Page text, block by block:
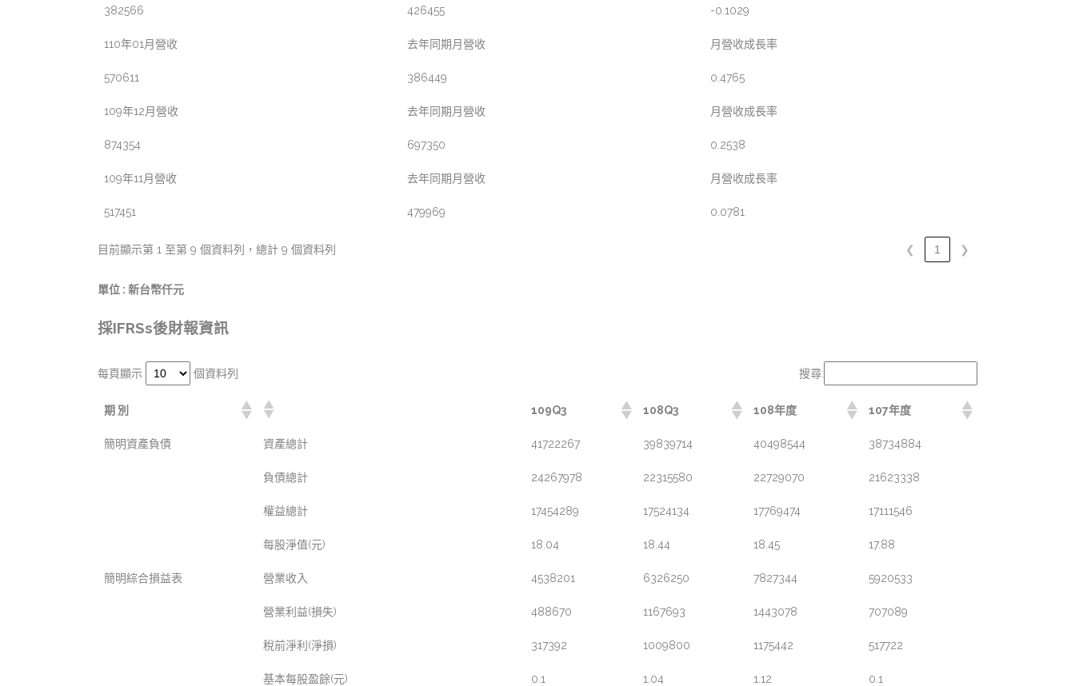
382566 426455 -0.1029
110年01月營收 去年同期月營收 月營收成長率
570611 386449 0.4765
109年12月營收 去年同期月營收 月營收成長率
874354 697350 0.2538
109年11月營收 去年同期月營收 月營收成長率
517451 479969 0.0781
目前顯示第 1 至第 9 個資料列，總計 9 個資料列 ❮ 1 ❯
單位 : 新台幣仟元
採IFRSs後財報資訊
每頁顯示 個資料列 搜尋:
期 別 109Q3 108Q3 108年度 107年度
簡明資產負債 資產總計 41722267 39839714 40498544 38734884
負債總計 24267978 22315580 22729070 21623338
權益總計 17454289 17524134 17769474 17111546
每股淨值(元) 18.04 18.44 18.45 17.88
簡明綜合損益表 營業收入 4538201 6326250 7827344 5920533
營業利益(損失) 488670 1167693 1443078 707089
稅前淨利(淨損) 317392 1009800 1175442 517722
基本每股盈餘(元) 0.1 1.04 1.12 0.1